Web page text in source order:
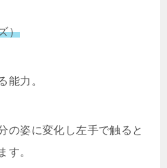
）
能力。
の姿に変化し左手で触ると
す。